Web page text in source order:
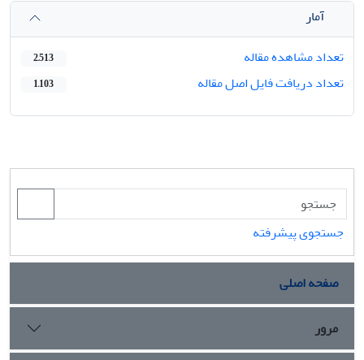
آمار
تعداد مشاهده مقاله
2,513
تعداد دریافت فایل اصل مقاله 1,103
جستجوی پیشرفته
صفحه اصلی
مرور